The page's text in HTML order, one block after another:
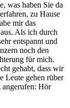
was haben Sie da
zu Hause
mir das
Als ich durch
entspannt und
noch den
für mich.
gehabt, dass wir
Leute gehen rüber
Hör